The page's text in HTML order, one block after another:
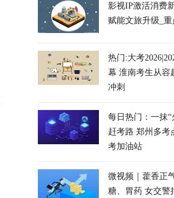
影视IP激活消费
赋能文旅升级_重
热门:大考
幕 淮南考生从容
冲刺
每日热门：一抹“
赶考路 郑州多考
考加油站
微视频｜藿香正
糖、胃药 女交警